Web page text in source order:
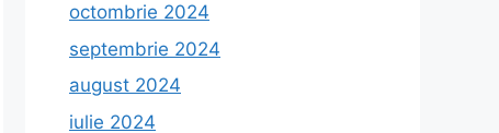
octombrie 2024
septembrie 2024
august 2024
iulie 2024